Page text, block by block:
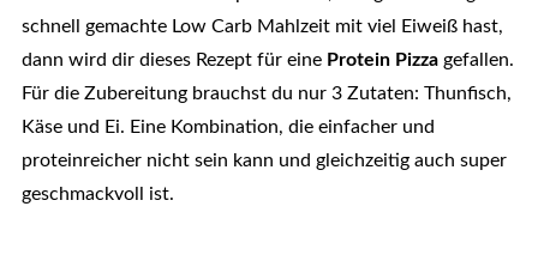
schnell gemachte Low Carb Mahlzeit mit viel Eiweiß hast,
dann wird dir dieses Rezept für eine Protein Pizzagefallen.
Für die Zubereitung brauchst du nur 3 Zutaten: Thunfisch,
Käse und Ei. Eine Kombination, die einfacher und
proteinreicher nicht sein kann und gleichzeitig auch super
geschmackvoll ist.